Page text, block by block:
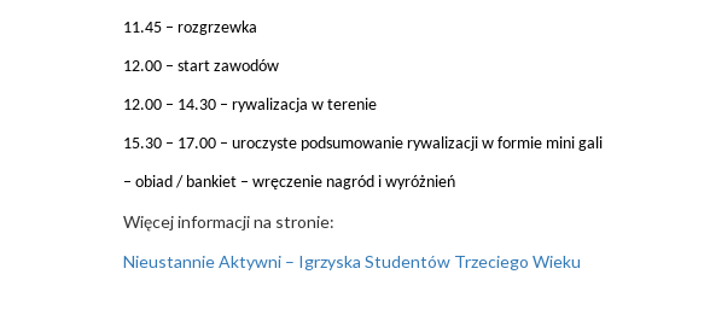
11.45 – rozgrzewka
12.00 – start zawodów
12.00 – 14.30 – rywalizacja w terenie
15.30 – 17.00 – uroczyste podsumowanie rywalizacji w formie mini gali
– obiad / bankiet – wręczenie nagród i wyróżnień
Więcej informacji na stronie:
Nieustannie Aktywni – Igrzyska Studentów Trzeciego Wieku